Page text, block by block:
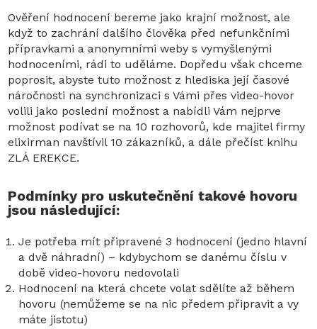
Ověření hodnocení bereme jako krajní možnost, ale
když to zachrání dalšího člověka před nefunkčními
přípravkami a anonymními weby s vymyšlenými
hodnoceními, rádi to uděláme. Dopředu však chceme
poprosit, abyste tuto možnost z hlediska její časové
náročnosti na synchronizaci s Vámi přes video-hovor
volili jako poslední možnost a nabídli Vám nejprve
možnost podívat se na 10 rozhovorů, kde majitel firmy
elixirman navštívil 10 zákazníků, a dále přečíst knihu
ZLÁ EREKCE.
Podmínky pro uskutečnění takové hovoru
jsou následující:
Je potřeba mít připravené 3 hodnocení (jedno hlavní
a dvě náhradní) – kdybychom se danému číslu v
době video-hovoru nedovolali
Hodnocení na která chcete volat sdělíte až během
hovoru (nemůžeme se na nic předem připravit a vy
máte jistotu)